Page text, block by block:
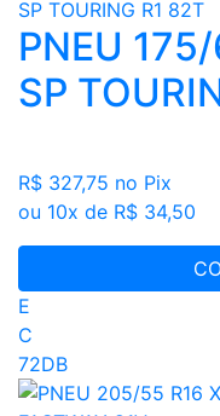
PNEU
SP
R$ 327,75 no Pix
ou 10x de R$ 34,50
E
C
72DB